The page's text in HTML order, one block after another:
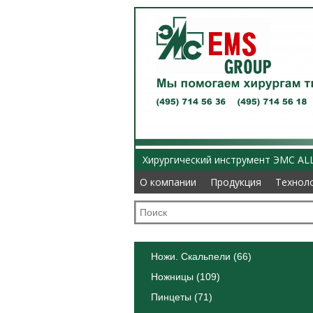
Хирургический инструмент ЭМС
О компании
Продукция
О компании
Продукция
Ножи. Скальпели (66)
Ножницы (109)
Пинцеты (71)